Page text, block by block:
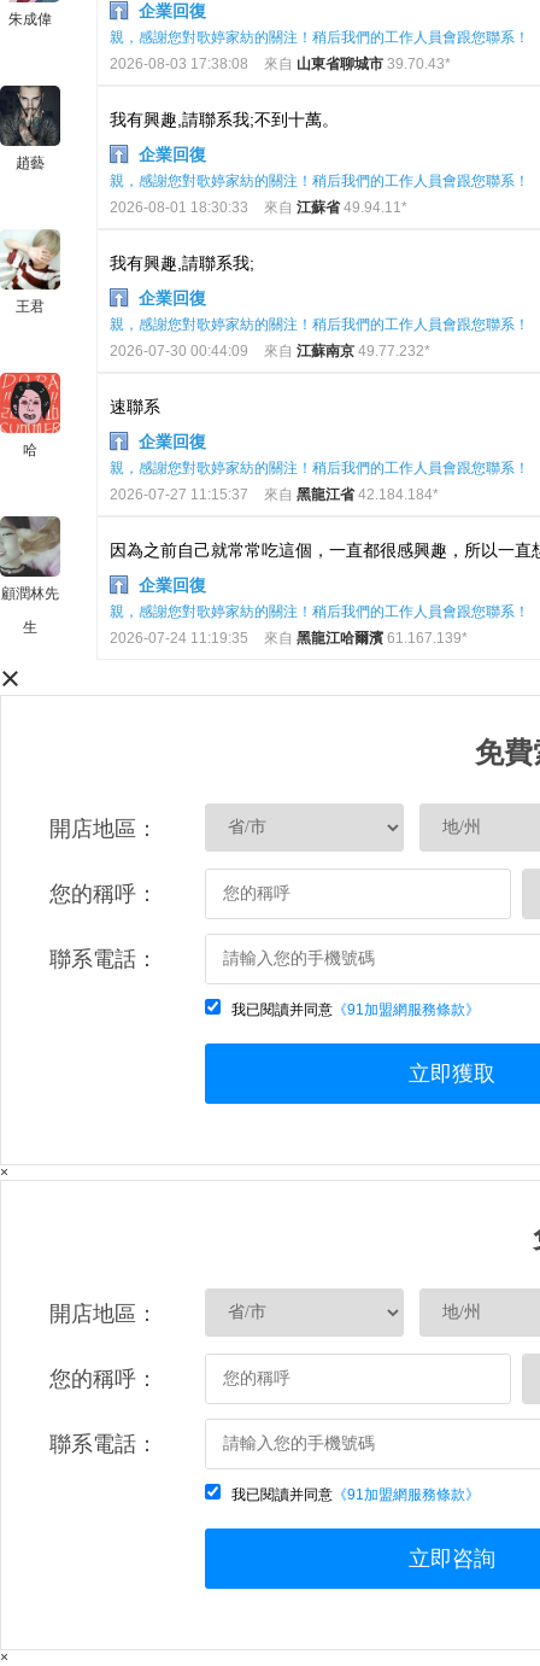
朱成偉
企業回復
親，感謝您對歌婷家紡的關注！稍后我們的工作人員會跟您聯系！
2026-08-03 17:38:08
來自 山東省聊城市 39.70.43*
趙藝
我有興趣,請聯系我;不到十萬。
企業回復
親，感謝您對歌婷家紡的關注！稍后我們的工作人員會跟您聯系！
2026-08-01 18:30:33
來自 江蘇省49.94.11*
王君
我有興趣,請聯系我;
企業回復
親，感謝您對歌婷家紡的關注！稍后我們的工作人員會跟您聯系！
2026-07-30 00:44:09
來自 江蘇南京 49.77.232*
哈
速聯系
企業回復
親，感謝您對歌婷家紡的關注！稍后我們的工作人員會跟您聯系！
2026-07-27 11:15:37
來自 黑龍江省42.184.184*
顧潤林先
生
因為之前自己就常常吃這個，一直都很感興趣，所以一
企業回復
親，感謝您對歌婷家紡的關注！稍后我們的工作人員會跟您聯系！
2026-07-24 11:19:35
來自 黑龍江哈爾濱 61.167.139*
×
免費
開店地區：
您的稱呼：
聯系電話：
我已閱讀并同意 《91加盟網服務條款》
立即獲取
×
開店地區：
您的稱呼：
聯系電話：
我已閱讀并同意 《91加盟網服務條款》
立即咨詢
×